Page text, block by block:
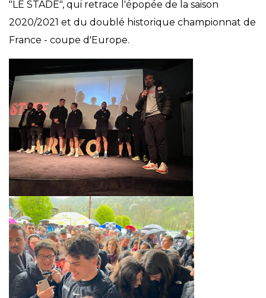
"LE STADE", qui retrace l'épopée de la saison
2020/2021 et du doublé historique championnat de
France - coupe d'Europe.